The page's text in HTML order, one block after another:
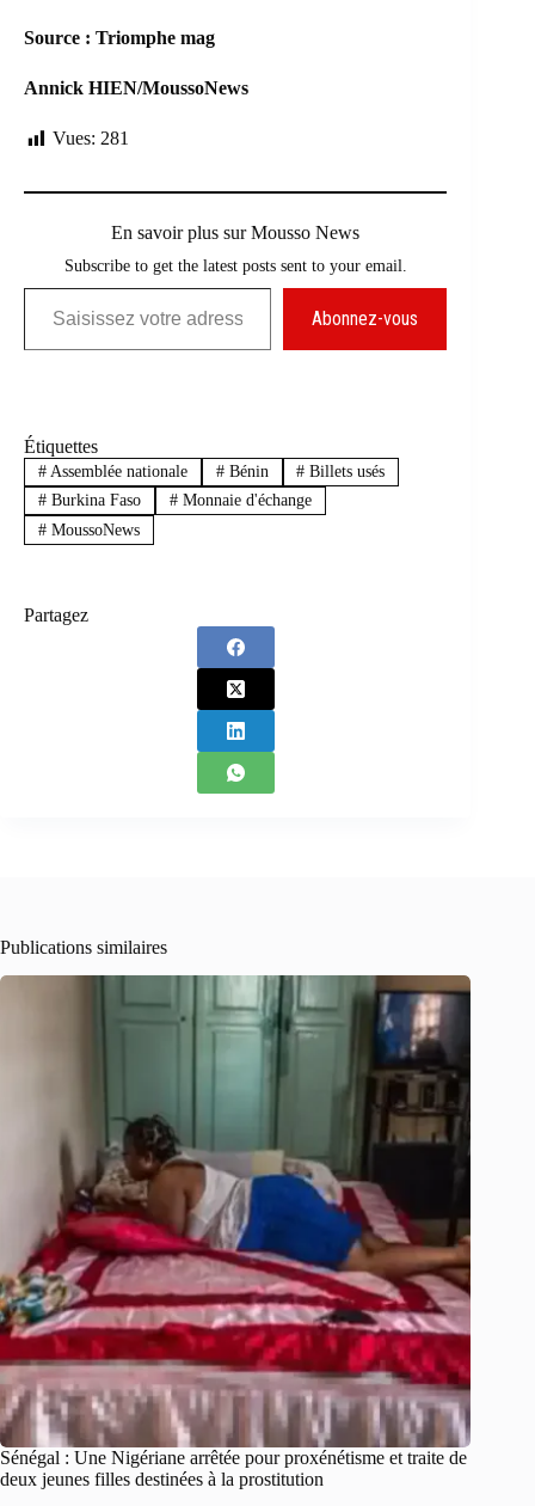
Source : Triomphe mag
Annick HIEN/MoussoNews
Vues: 281
En savoir plus sur Mousso News
Subscribe to get the latest posts sent to your email.
Saisissez votre adresse e-mail…
Abonnez-vous
Étiquettes
#Assemblée nationale #Bénin # Billets usés
#Burkina Faso #Monnaie d'échange
#MoussoNews
Partagez
Publications similaires
Sénégal : Une Nigériane arrêtée pour proxénétisme et traite de
deux jeunes filles destinées à la prostitution